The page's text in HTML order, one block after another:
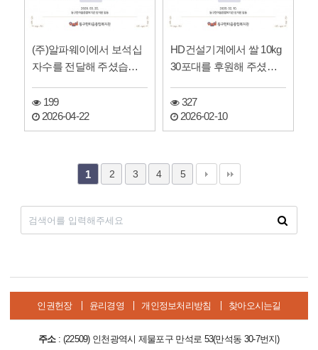
(주)알파웨이에서 보석십
자수를 전달해 주셨습니
199
2026-04-22
HD건설기계에서 쌀 10kg
30포대를 후원해 주셨습
327
2026-02-10
1 2 3 4 5
인권헌장 윤리경영 개인정보처리방침 찾아오시는길
주소: (22509) 인천광역시 제물포구 만석로 53(만석동 30-7번지)